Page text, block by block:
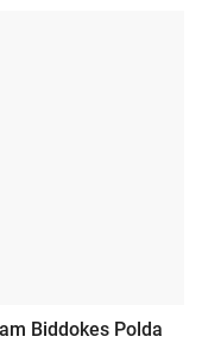
Biddokes Polda